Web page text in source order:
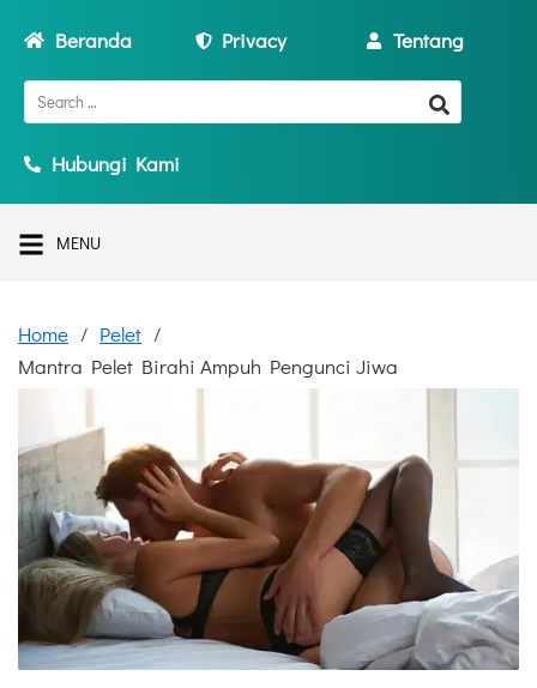
Beranda Privacy Tentang
Hubungi Kami
MENU
Home
Pelet
Mantra Pelet Birahi Ampuh Pengunci Jiwa